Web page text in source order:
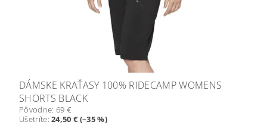
DÁMSKE KRAŤASY 100% RIDECAMP WOMENS
SHORTS BLACK
Pôvodne: 69 €
Ušetríte:24,50 € (–35 %)